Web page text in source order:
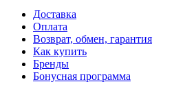
Доставка
Оплата
Возврат, обмен, гарантия
Как купить
Бренды
Бонусная программа